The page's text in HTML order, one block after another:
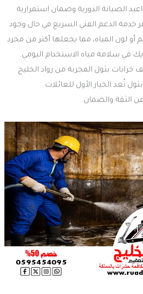
الصيانة الدورية وضمان استمرارية
خدمة الدعم الفني السريع في حال وجود
لون المياه، مما يجعلها أكثر من مجرد
في سلامة مياه الاستخدام اليومي.
بثول المجربة من رواد الخليج
تُعد الخيار الأول للعائلات
الثقة والضمان.